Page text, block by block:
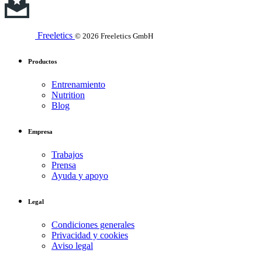
Freeletics © 2026 Freeletics GmbH
Productos
Entrenamiento
Nutrition
Blog
Empresa
Trabajos
Prensa
Ayuda y apoyo
Legal
Condiciones generales
Privacidad y cookies
Aviso legal